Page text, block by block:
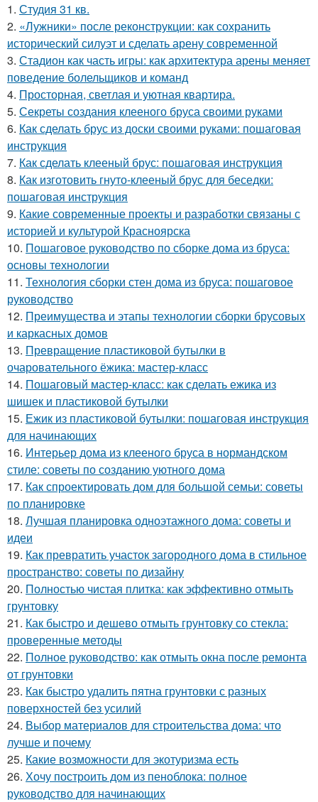
1. Студия 31 кв.
2. «Лужники» после реконструкции: как сохранить
исторический силуэт и сделать арену современной
3. Стадион как часть игры: как архитектура арены меняет
поведение болельщиков и команд
4. Просторная, светлая и уютная квартира.
5. Секреты создания клееного бруса своими руками
6. Как сделать брус из доски своими руками: пошаговая
инструкция
7. Как сделать клееный брус: пошаговая инструкция
8. Как изготовить гнуто-клееный брус для беседки:
пошаговая инструкция
9. Какие современные проекты и разработки связаны с
историей и культурой Красноярска
10. Пошаговое руководство по сборке дома из бруса:
основы технологии
11. Технология сборки стен дома из бруса: пошаговое
руководство
12. Преимущества и этапы технологии сборки брусовых
и каркасных домов
13. Превращение пластиковой бутылки в
очаровательного ёжика: мастер-класс
14. Пошаговый мастер-класс: как сделать ежика из
шишек и пластиковой бутылки
15. Ежик из пластиковой бутылки: пошаговая инструкция
для начинающих
16. Интерьер дома из клееного бруса в нормандском
стиле: советы по созданию уютного дома
17. Как спроектировать дом для большой семьи: советы
по планировке
18. Лучшая планировка одноэтажного дома: советы и
идеи
19. Как превратить участок загородного дома в стильное
пространство: советы по дизайну
20. Полностью чистая плитка: как эффективно отмыть
грунтовку
21. Как быстро и дешево отмыть грунтовку со стекла:
проверенные методы
22. Полное руководство: как отмыть окна после ремонта
от грунтовки
23. Как быстро удалить пятна грунтовки с разных
поверхностей без усилий
24. Выбор материалов для строительства дома: что
лучше и почему
25. Какие возможности для экотуризма есть
26. Хочу построить дом из пеноблока: полное
руководство для начинающих